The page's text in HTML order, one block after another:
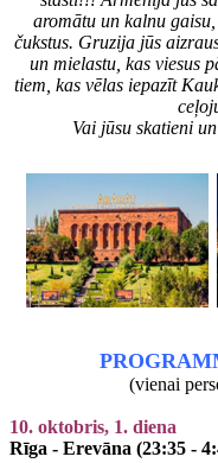
aromātu un kalnu
čukstus. Gruzija jūs
un mielastu, kas viesus
tiem, kas vēlas iepazīt
Vai jūsu skatieni
(vienai
10. oktobris, 1. diena
Rīga - Erevāna (23:35 -